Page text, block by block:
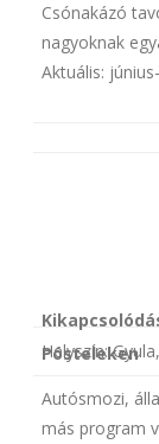
Csónakázó
nagyoknak
Aktuális:
Pósteleken
Helyszín:
Autósmozi,
más program